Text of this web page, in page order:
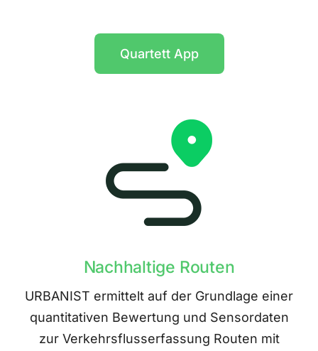
Quartett App
Nachhaltige Routen
URBANIST ermittelt auf der Grundlage einer
quantitativen Bewertung und Sensordaten
zur Verkehrsflusserfassung Routen mit